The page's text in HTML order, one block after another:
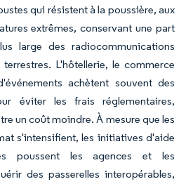
qui résistent à la poussière, aux
extrêmes, conservant une part
large des radiocommunications
L'hôtellerie, le commerce
achètent souvent des
éviter les frais réglementaires,
un coût moindre. À mesure que les
s'intensifient, les initiatives d'aide
poussent les agences et les
des passerelles interopérables,